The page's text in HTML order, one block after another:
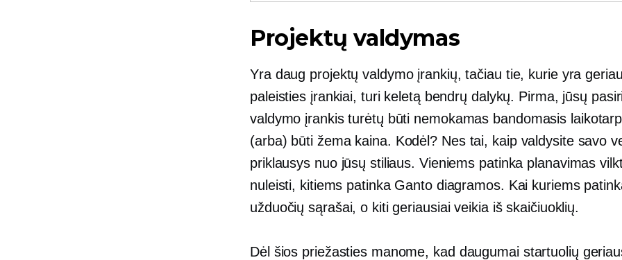
Projektų valdymas
Yra daug projektų valdymo įrankių, tačiau tie, kurie yra
paleisties įrankiai, turi keletą bendrų dalykų. Pirma, jūsų
valdymo įrankis turėtų būti nemokamas bandomasis
(arba) būti žema kaina. Kodėl? Nes tai, kaip valdysite savo
priklausys nuo jūsų stiliaus. Vieniems patinka planavimas
nuleisti, kitiems patinka Ganto diagramos. Kai kuriems
užduočių sąrašai, o kiti geriausiai veikia iš skaičiuoklių.
Dėl šios priežasties manome, kad daugumai startuolių